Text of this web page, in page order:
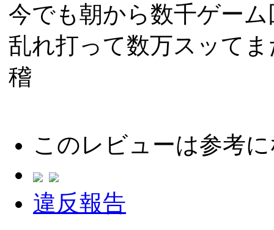
今でも朝から数千ゲー
乱れ打って数万スッて
稽
このレビューは参考
違反報告